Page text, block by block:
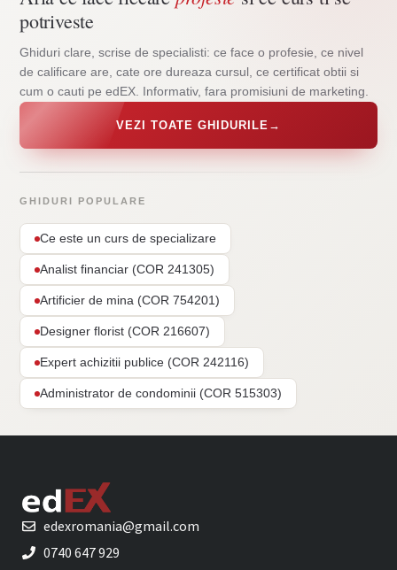
potriveste
Ghiduri clare, scrise de specialisti: ce face o profesie, ce nivel
de calificare are, cate ore dureaza cursul, ce certificat obtii si
cum o cauti pe edEX. Informativ, fara promisiuni de marketing.
VEZI TOATE GHIDURILE →
GHIDURI POPULARE
Ce este un curs de specializare
Analist financiar (COR 241305)
Artificier de mina (COR 754201)
Designer florist (COR 216607)
Expert achizitii publice (COR 242116)
Administrator de condominii (COR 515303)
edexromania@gmail.com
0740 647 929